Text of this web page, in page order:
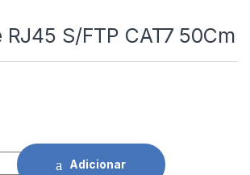
RJ45 S/FTP CAT7 50Cm
FTP CAT7 50Cm quantidade
Adicionar